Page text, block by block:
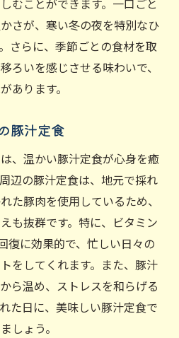
むことができます。一口ごと
さが、寒い冬の夜を特別なひ
さらに、季節ごとの食材を取
ろいを感じさせる味わいで、
あります。
豚汁定食
、温かい豚汁定食が心身を癒
辺の豚汁定食は、地元で採れ
た豚肉を使用しているため、
も抜群です。特に、ビタミン
復に効果的で、忙しい日々の
をしてくれます。また、豚汁
ら温め、ストレスを和らげる
た日に、美味しい豚汁定食で
しょう。